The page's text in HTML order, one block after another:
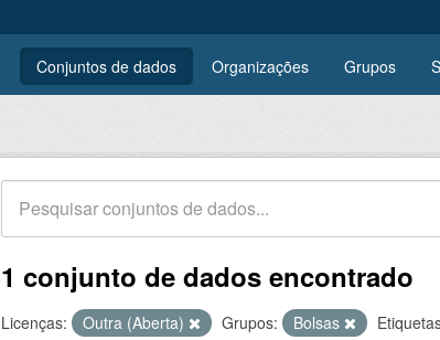
Conjuntos de dados Organizações Grupos
1 conjunto de dados encontrado
Licenças: Outra (Aberta) Grupos: Bolsas